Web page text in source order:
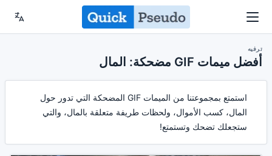
ترفيه
أفضل ميمات GIF مضحكة: المال
استمتع بمجموعتنا من الميمات GIF المضحكة التي تدور حول
المال، كسب الأموال، ولحظات طريفة متعلقة بالمال، والتي
ستجعلك تضحك وتستمتع!